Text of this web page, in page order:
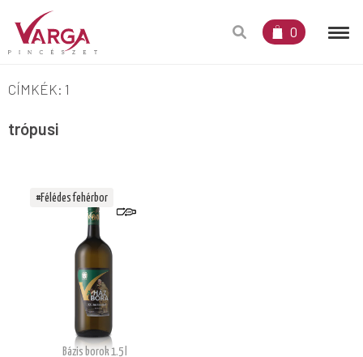
0
CÍMKÉK: 1
trópusi
Bázis borok 1.5 l
#Félédes fehérbor